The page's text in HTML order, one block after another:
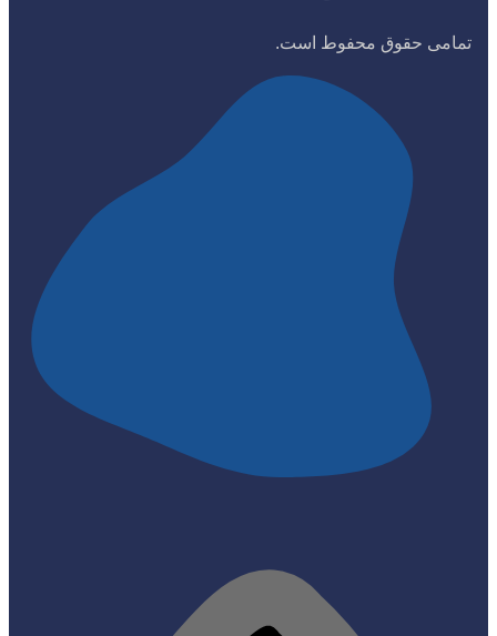
تمامی حقوق محفوط است.